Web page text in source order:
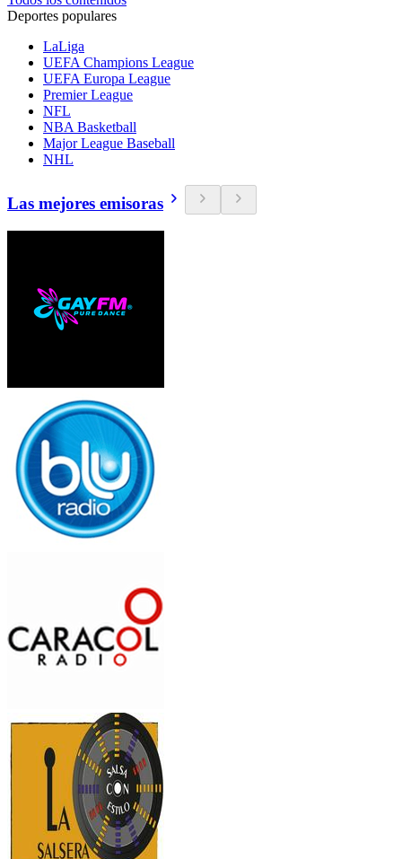
Deportes populares
LaLiga
UEFA Champions League
UEFA Europa League
Premier League
NFL
NBA Basketball
Major League Baseball
NHL
Las mejores emisoras